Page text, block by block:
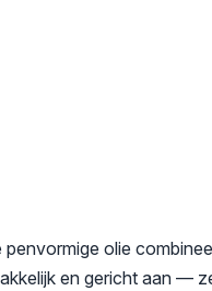
penvormige olie
en gericht aan —